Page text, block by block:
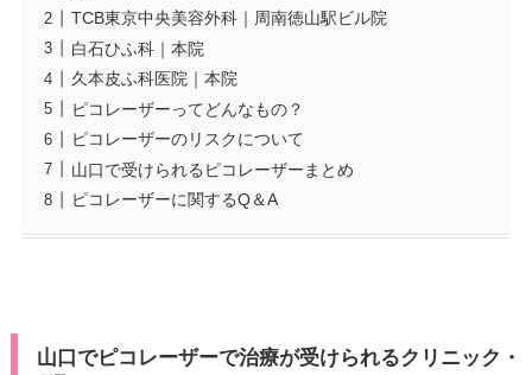
TCB東京中央美容外科｜周南徳山駅ビル院
白石ひふ科｜本院
久本皮ふ科医院｜本院
ピコレーザーってどんなもの？
ピコレーザーのリスクについて
山口で受けられるピコレーザーまとめ
ピコレーザーに関するQ＆A
山口でピコレーザーで治療が受けられるクリニック・